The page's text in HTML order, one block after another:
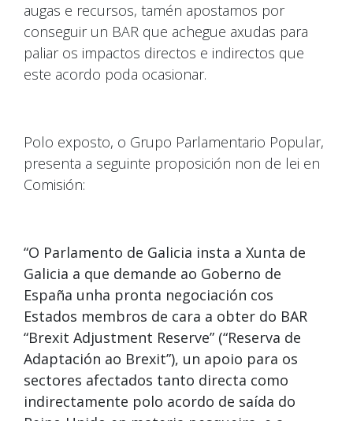
augas e recursos, tamén apostamos por
conseguir un BAR que achegue axudas para
paliar os impactos directos e indirectos que
este acordo poda ocasionar.
Polo exposto, o Grupo Parlamentario Popular,
presenta a seguinte proposición non de lei en
Comisión:
“O Parlamento de Galicia insta a Xunta de
Galicia a que demande ao Goberno de
España unha pronta negociación cos
Estados membros de cara a obter do BAR
“Brexit Adjustment Reserve” (“Reserva de
Adaptación ao Brexit”), un apoio para os
sectores afectados tanto directa como
indirectamente polo acordo de saída do